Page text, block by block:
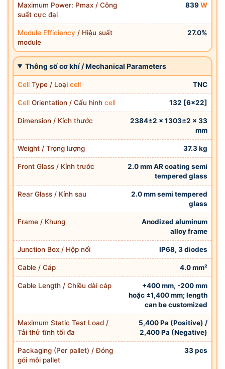
Maximum Power: Pmax / Công
suất cực đại
839W
Module Efficiency / Hiệu suất
module
27.0%
Thông số cơ khí / Mechanical Parameters
Cell Type / Loại cell TNC
Cell Orientation / Cấu hình cell 132 [6×22]
Dimension / Kích thước
2384±2 × 1303±2 × 33
mm
Weight / Trọng lượng 37.3 kg
Front Glass / Kính trước
2.0 mm AR coating semi
tempered glass
Rear Glass / Kính sau
2.0 mm semi tempered
glass
Frame / Khung
Anodized aluminum
alloy frame
Junction Box / Hộp nối IP68, 3 diodes
Cable / Cáp 4.0 mm²
Cable Length / Chiều dài cáp
+400 mm, -200 mm
hoặc ±1,400 mm; length
can be customized
Maximum Static Test Load /
Tải thử tĩnh tối đa
5,400 Pa (Positive) /
2,400 Pa (Negative)
Packaging (Per pallet) / Đóng
gói mỗi pallet
33 pcs